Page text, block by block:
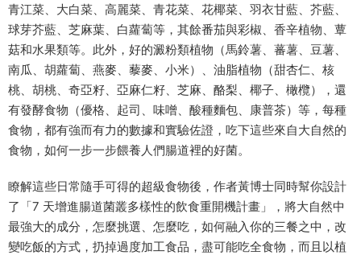
青江菜、大白菜、高麗菜、青花菜、花椰菜、羽衣甘藍、芥藍、
球芽芥藍、芝麻葉、白蘿蔔等，其餘番茄與彩椒、香辛植物、蕈
菇和水果類等。此外，好的澱粉類植物（馬鈴薯、蕃薯、豆薯、
南瓜、胡蘿蔔、燕麥、藜麥、小米）、油脂植物（甜杏仁、核
桃、胡桃、奇亞籽、亞麻仁籽、芝麻、酪梨、椰子、橄欖），還
有發酵食物（優格、起司、味噌、酸種麵包、康普茶）等，每種
食物，都有強而有力的數據和實驗佐證，吃下這些來自大自然的
食物，如何一步一步餵養人們腸道裡的好菌。
瞭解這些日常隨手可得的超級食物後，作者黃博士同時幫你設計
了「7 天增進腸道菌叢多樣性的飲食重開機計畫」，將大自然中
最強大的成分，怎麼挑選、怎麼吃，如何融入你的三餐之中，改
變吃飯的方式，扔掉過度加工食品，盡可能吃全食物，而且以植